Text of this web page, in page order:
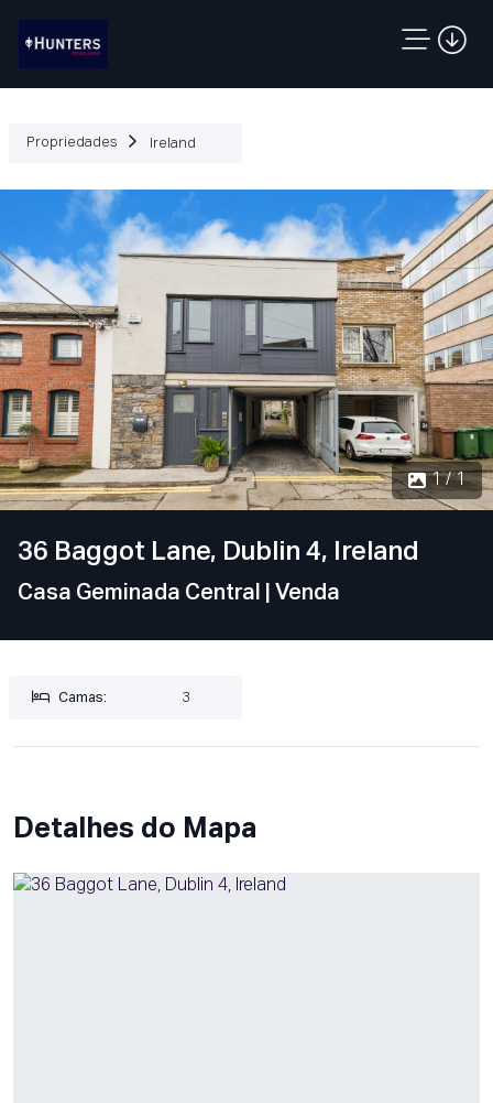
Propriedades Ireland
1 / 1
36 Baggot Lane, Dublin 4, Ireland
Casa Geminada Central | Venda
Camas: 3
Detalhes do Mapa